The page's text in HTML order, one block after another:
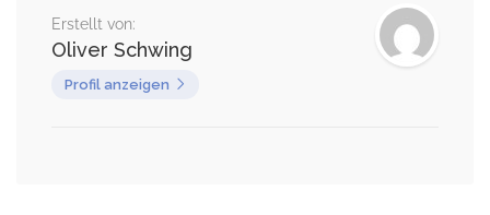
Erstellt von:
Oliver Schwing
Profil anzeigen